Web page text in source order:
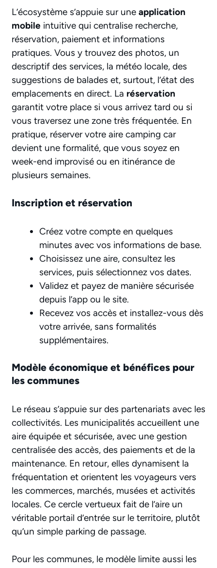
L’écosystème s’appuie sur une application
mobile intuitive qui centralise recherche,
réservation, paiement et informations
pratiques. Vous y trouvez des photos, un
descriptif des services, la météo locale, des
suggestions de balades et, surtout, l’état des
emplacements en direct. La réservation
garantit votre place si vous arrivez tard ou si
vous traversez une zone très fréquentée. En
pratique, réserver votre aire camping car
devient une formalité, que vous soyez en
week-end improvisé ou en itinérance de
plusieurs semaines.
Inscription et réservation
Créez votre compte en quelques
minutes avec vos informations de base.
Choisissez une aire, consultez les
services, puis sélectionnez vos dates.
Validez et payez de manière sécurisée
depuis l’app ou le site.
Recevez vos accès et installez-vous dès
votre arrivée, sans formalités
supplémentaires.
Modèle économique et bénéfices pour
les communes
Le réseau s’appuie sur des partenariats avec les
collectivités. Les municipalités accueillent une
aire équipée et sécurisée, avec une gestion
centralisée des accès, des paiements et de la
maintenance. En retour, elles dynamisent la
fréquentation et orientent les voyageurs vers
les commerces, marchés, musées et activités
locales. Ce cercle vertueux fait de l’aire un
véritable portail d’entrée sur le territoire, plutôt
qu’un simple parking de passage.
Pour les communes, le modèle limite aussi les